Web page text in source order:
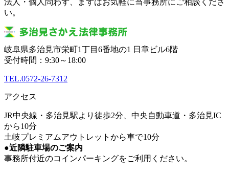
い。
岐阜県多治見市栄町1丁目6番地の1 日章ビル6階
受付時間：9:30～18:00
TEL.0572-26-7312
アクセス
JR中央線・多治見駅より徒歩2分、中央自動車道・多治見IC
から10分
土岐プレミアムアウトレットから車で10分
●近隣駐車場のご案内
事務所付近のコインパーキングをご利用ください。